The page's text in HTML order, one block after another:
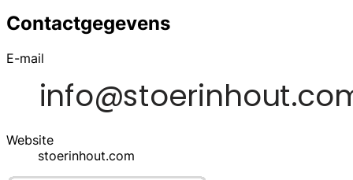
Contactgegevens
E-mail
Website
stoerinhout.com